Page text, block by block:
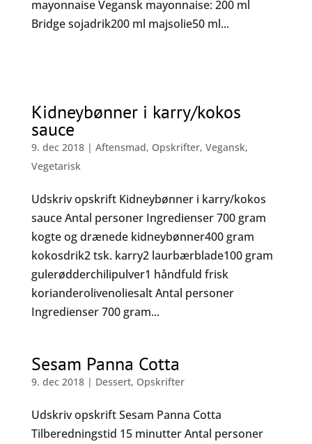
mayonnaise Vegansk mayonnaise: 200 ml
Bridge sojadrik200 ml majsolie50 ml...
Kidneybønner i karry/kokos
sauce
9. dec 2018| Aftensmad, Opskrifter, Vegansk,
Vegetarisk
Udskriv opskrift Kidneybønner i karry/kokos
sauce Antal personer Ingredienser 700 gram
kogte og drænede kidneybønner400 gram
kokosdrik2 tsk. karry2 laurbærblade100 gram
gulerødderchilipulver1 håndfuld frisk
korianderolivenoliesalt Antal personer
Ingredienser 700 gram...
Sesam Panna Cotta
9. dec 2018| Dessert, Opskrifter
Udskriv opskrift Sesam Panna Cotta
Tilberedningstid 15 minutter Antal personer